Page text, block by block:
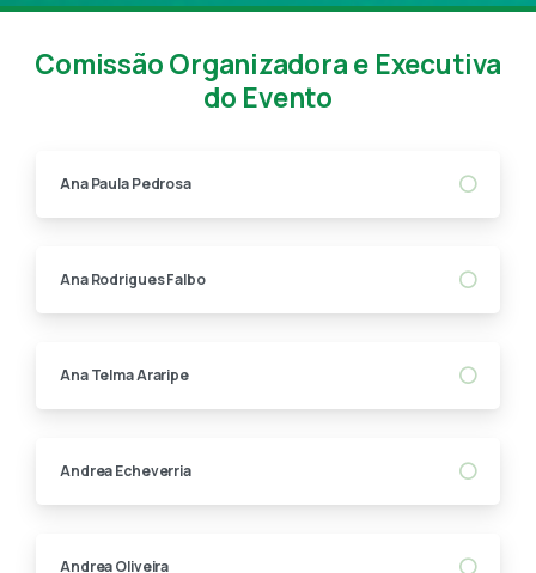
Comissão Organizadora e Executiva
do Evento
Ana Paula Pedrosa
Ana Rodrigues Falbo
Ana Telma Araripe
Andrea Echeverria
Andrea Oliveira